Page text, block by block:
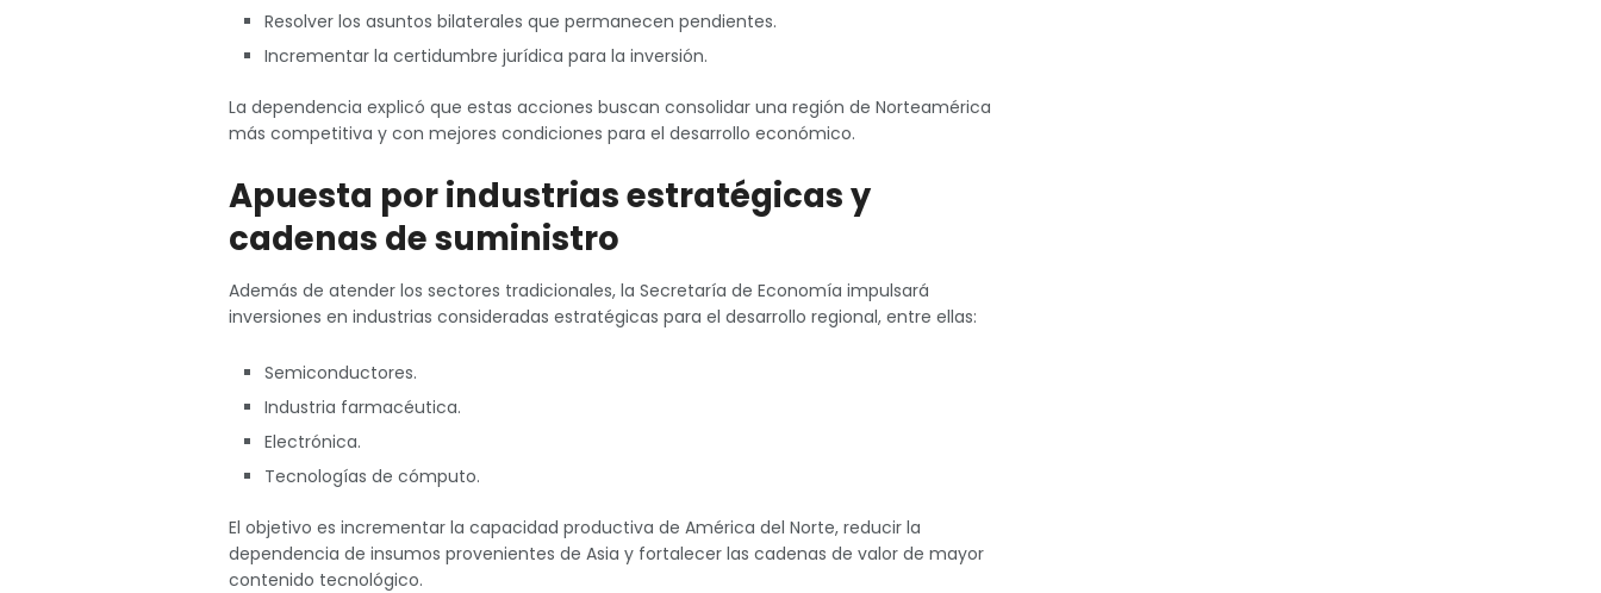
Resolver los asuntos bilaterales que permanecen pendientes.
Incrementar la certidumbre jurídica para la inversión.
La dependencia explicó que estas acciones buscan consolidar una región de Norteamérica
más competitiva y con mejores condiciones para el desarrollo económico.
Apuesta por industrias estratégicas y
cadenas de suministro
Además de atender los sectores tradicionales, la Secretaría de Economía impulsará
inversiones en industrias consideradas estratégicas para el desarrollo regional, entre ellas:
Semiconductores.
Industria farmacéutica.
Electrónica.
Tecnologías de cómputo.
El objetivo es incrementar la capacidad productiva de América del Norte, reducir la
dependencia de insumos provenientes de Asia y fortalecer las cadenas de valor de mayor
contenido tecnológico.